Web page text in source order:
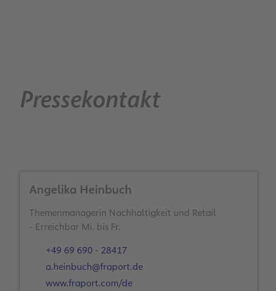
Pressekontakt
Angelika Heinbuch
Themenmanagerin Nachhaltigkeit und Retail
- Erreichbar Mi. bis Fr.
+49 69 690 - 28417
a.heinbuch@fraport.de
www.fraport.com/de